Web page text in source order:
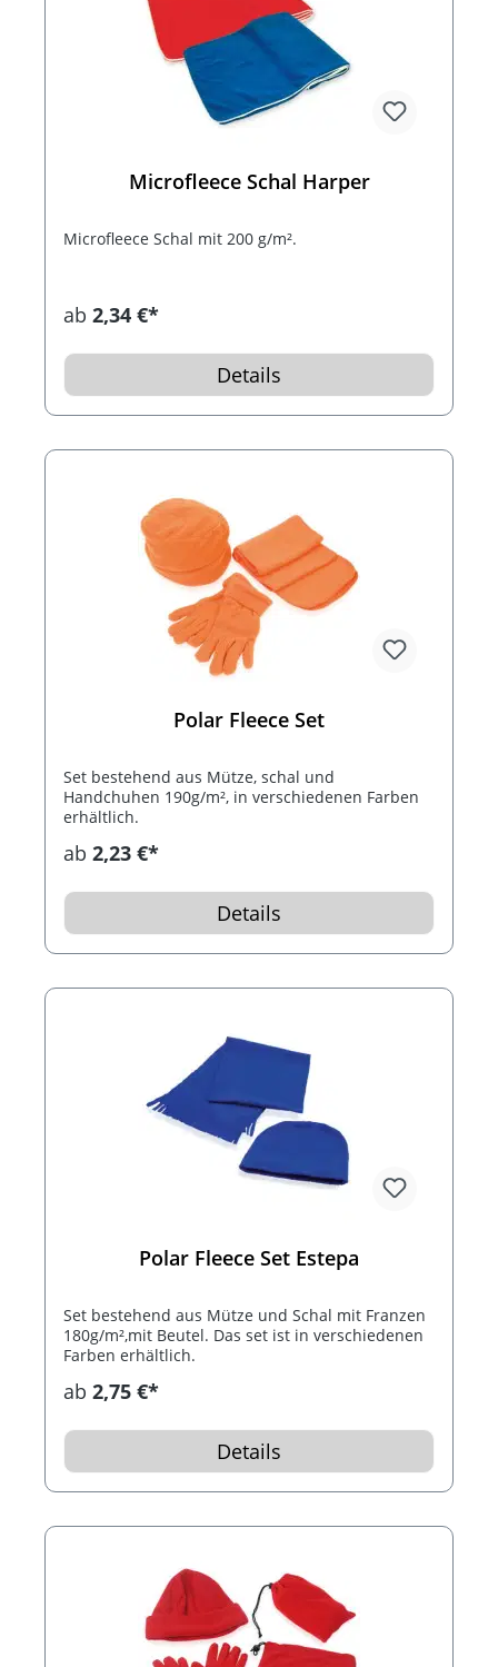
Microfleece Schal Harper
Microfleece Schal mit 200 g/m².
ab 2,34 €*
Details
Polar Fleece Set
Set bestehend aus Mütze, schal und
Handchuhen 190g/m², in verschiedenen Farben
erhältlich.
ab 2,23 €*
Details
Polar Fleece Set Estepa
Set bestehend aus Mütze und Schal mit Franzen
180g/m²,mit Beutel. Das set ist in verschiedenen
Farben erhältlich.
ab 2,75 €*
Details